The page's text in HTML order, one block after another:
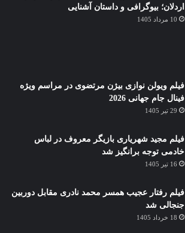
اردلان؛ بیوگرافی و داستان آشنایی
10 مرداد 1405
فیلم ویولن نوازی بیژن مرتضوی در مراسم ویژه
فینال جام جهانی 2026
29 تیر 1405
فیلم مجید شهریاری بازیگر معروف در لباس
خادمی توجه برانگیز شد
16 تیر 1405
فیلم رفتار عجیب همسر محمد نادری مقابل دوربین
جنجالی شد
18 خرداد 1405